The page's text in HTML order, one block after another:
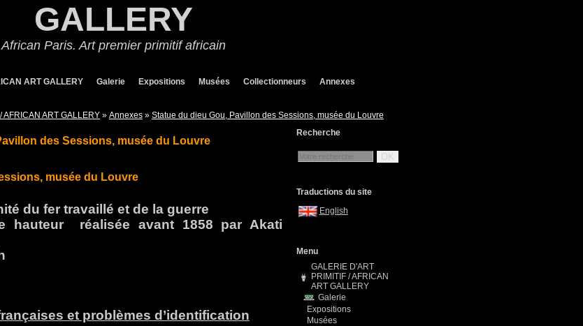
GALLERY
African Paris. Art premier primitif africain
ART GALLERY Galerie Expositions Musées Collectionneurs Annexes
AFRICAN ART GALLERY » Annexes » Statue du dieu Gou, Pavillon des Sessions, musée du Louvre
des Sessions, musée du Louvre
musée du Louvre
du fer travaillé et de la guerre
hauteur
réalisée avant 1858 par Akati
et problèmes d’identification
Recherche
OK
Traductions du site
English
Menu
GALERIE D'ART
PRIMITIF / AFRICAN
ART GALLERY
Galerie
Expositions
Musées